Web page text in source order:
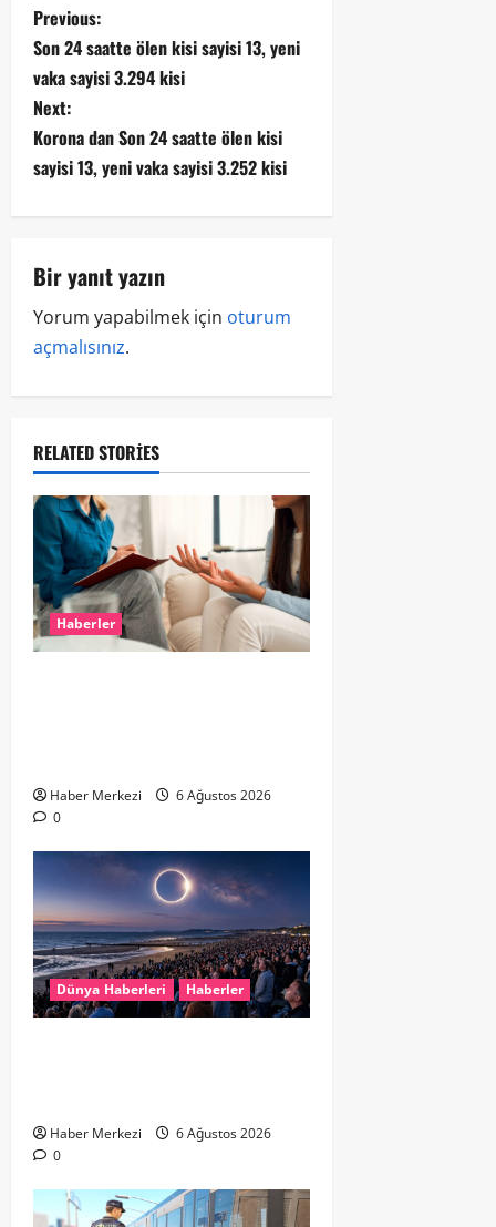
Previous:
Son 24 saatte ölen kisi sayisi 13, yeni
vaka sayisi 3.294 kisi
Next:
Korona dan Son 24 saatte ölen kisi
sayisi 13, yeni vaka sayisi 3.252 kisi
Bir yanıt yazın
Yorum yapabilmek için oturum
açmalısınız.
RELATED STORIES
Haberler
Haber Merkezi
6 Ağustos 2026
0
Dünya Haberleri Haberler
Haber Merkezi
6 Ağustos 2026
0